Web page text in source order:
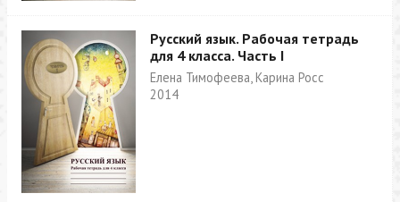
Русский язык. Рабочая тетрадь
для 4 класса. Часть I
Елена Тимофеева, Карина Росс
2014